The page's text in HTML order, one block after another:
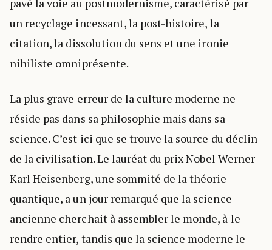
pavé la voie au postmodernisme, caractérisé par
un recyclage incessant, la post-histoire, la
citation, la dissolution du sens et une ironie
nihiliste omniprésente.
La plus grave erreur de la culture moderne ne
réside pas dans sa philosophie mais dans sa
science. C’est ici que se trouve la source du déclin
de la civilisation. Le lauréat du prix Nobel Werner
Karl Heisenberg, une sommité de la théorie
quantique, a un jour remarqué que la science
ancienne cherchait à assembler le monde, à le
rendre entier, tandis que la science moderne le